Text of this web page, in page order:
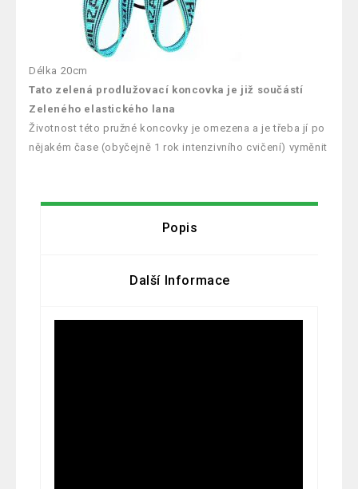
Délka 20cm
Tato zelená prodlužovací koncovka je již součástí
Zeleného elastického lana
Životnost této pružné koncovky je omezena a je třeba jí po
nějakém čase (obyčejně 1 rok intenzivního cvičení) vyměnit
Popis
Další Informace